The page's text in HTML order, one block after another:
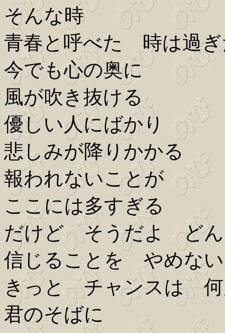
そんな時
青春と呼べた 時は過ぎ
今でも心の奥に
風が吹き抜ける
優しい人にばかり
悲しみが降りかかる
報われないことが
ここには多すぎる
だけど そうだよ どん
信じることを やめな
きっと チャンスは 何
君のそばに